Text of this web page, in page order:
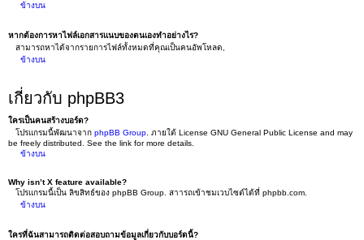
ข้างบน
หากต้องการหาไฟล์เอกสารแนบของตนเองทำอย่างไร?
สามารถหาได้จากรายการไฟล์ทั้งหมดที่คุณเป็นคนอัพโหลด,
ข้างบน
เกี่ยวกับ phpBB3
ใครเป็นคนสร้างบอร์ด?
โปรแกรมนี้พัฒนาจาก phpBB Group . ภายใต้ License GNU General Public License and may
be freely distributed. See the link for more details.
ข้างบน
Why isn’t X feature available?
โปรแกรมนี้เป็น ลิขสิทธ์ของ phpBB Group. สาารถเข้าชมเวบไซต์ได้ที่ phpbb.com.
ข้างบน
ใครที่ฉันสามารถติดต่อสอบถามข้อมูลเกี่ยวกับบอร์ดนี้?